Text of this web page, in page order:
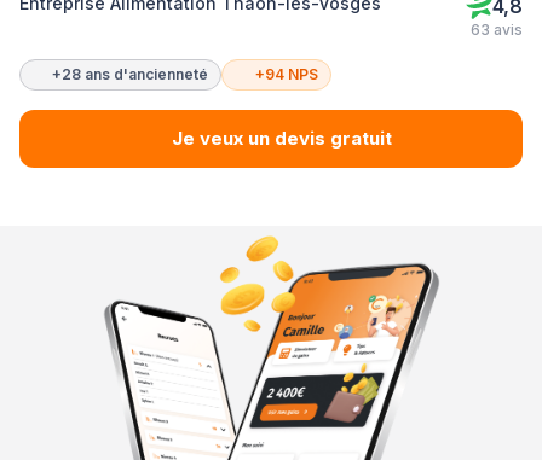
4,8
63 avis
+28 ans d'ancienneté +94 NPS
Je veux un devis gratuit